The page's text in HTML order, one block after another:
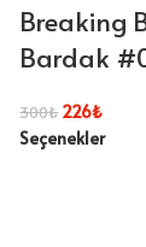
Breaking
Bardak
300₺226₺
Seçenekler